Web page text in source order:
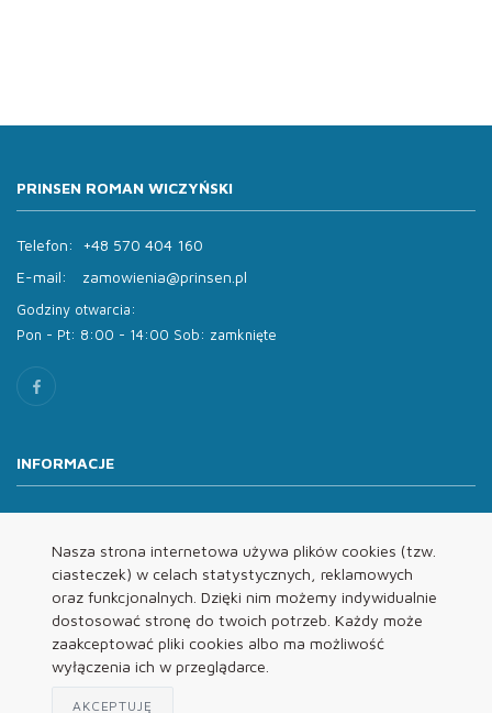
Nasza strona internetowa używa plików cookies (tzw.
ciasteczek) w celach statystycznych, reklamowych
oraz funkcjonalnych. Dzięki nim możemy indywidualnie
dostosować stronę do twoich potrzeb. Każdy może
zaakceptować pliki cookies albo ma możliwość
wyłączenia ich w przeglądarce.
AKCEPTUJĘ
PRINSEN ROMAN WICZYŃSKI
Telefon:
+48 570 404 160
E-mail:
zamowienia@prinsen.pl
Godziny otwarcia:
Pon - Pt: 8:00 - 14:00 Sob: zamknięte
INFORMACJE
Oferta
Kontakt
REGULAMINY
Regulamin
Polityka Prywatności